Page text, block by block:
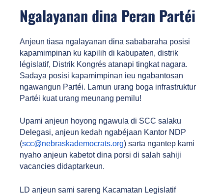
Ngalayanan dina Peran Partéi
Anjeun tiasa ngalayanan dina sababaraha posisi
kapamimpinan ku kapilih di kabupaten, distrik
législatif, Distrik Kongrés atanapi tingkat nagara.
Sadaya posisi kapamimpinan ieu ngabantosan
ngawangun Partéi. Lamun urang boga infrastruktur
Partéi kuat urang meunang pemilu!
Upami anjeun hoyong ngawula di SCC salaku
Delegasi, anjeun kedah ngabéjaan Kantor NDP
(scc@nebraskademocrats.org) sarta ngantep kami
nyaho anjeun kabetot dina porsi di salah sahiji
vacancies didaptarkeun.
LD anjeun sami sareng Kacamatan Legislatif